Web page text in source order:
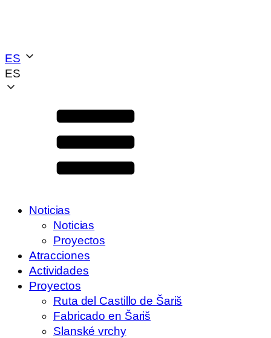
ES
ES
Noticias
Noticias
Proyectos
Atracciones
Actividades
Proyectos
Ruta del Castillo de Šariš
Fabricado en Šariš
Slanské vrchy